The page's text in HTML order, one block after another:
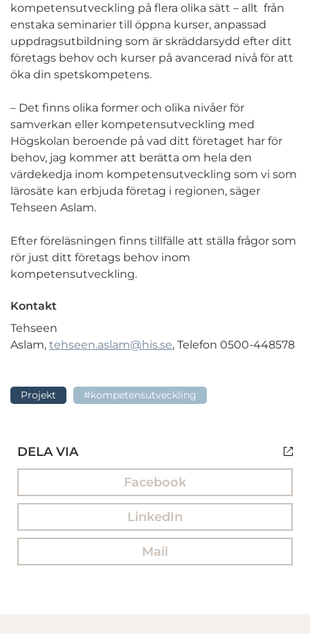
kompetensutveckling på flera olika sätt – allt från
enstaka seminarier till öppna kurser, anpassad
uppdragsutbildning som är skräddarsydd efter ditt
företags behov och kurser på avancerad nivå för att
öka din spetskompetens.
– Det finns olika former och olika nivåer för
samverkan eller kompetensutveckling med
Högskolan beroende på vad ditt företaget har för
behov, jag kommer att berätta om hela den
värdekedja inom kompetensutveckling som vi som
lärosäte kan erbjuda företag i regionen, säger
Tehseen Aslam.
Efter föreläsningen finns tillfälle att ställa frågor som
rör just ditt företags behov inom
kompetensutveckling.
Kontakt
Tehseen
Aslam, tehseen.aslam@his.se, Telefon 0500-448578
Projekt #kompetensutveckling
DELA VIA
Facebook
LinkedIn
Mail